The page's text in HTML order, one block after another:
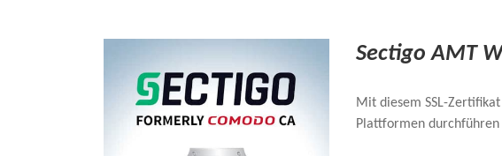
Sectigo AMT
Mit diesem SSL-
Plattformen durchführen